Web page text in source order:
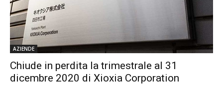
AZIENDE
Chiude in perdita la trimestrale al 31
dicembre 2020 di Xioxia Corporation